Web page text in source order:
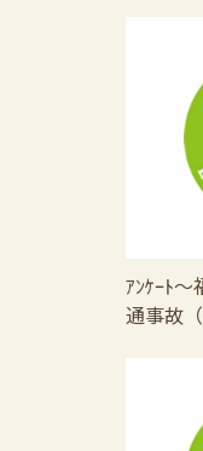
ｱﾝｹｰﾄ
通事故（